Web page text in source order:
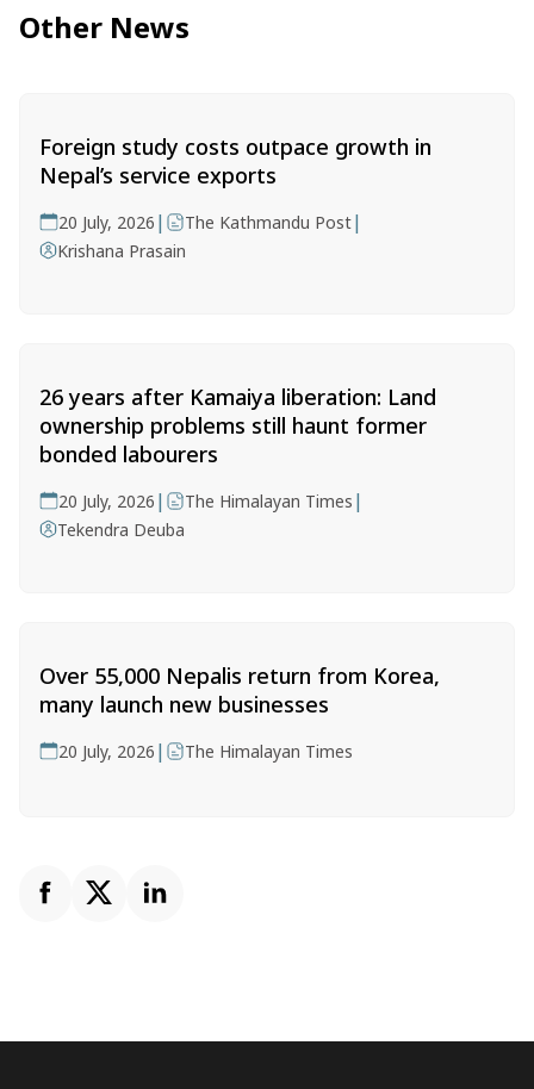
Other News
Foreign study costs outpace growth in
Nepal’s service exports
20 July, 2026 | The Kathmandu Post|
Krishana Prasain
26 years after Kamaiya liberation: Land
ownership problems still haunt former
bonded labourers
20 July, 2026 | The Himalayan Times |
Tekendra Deuba
Over 55,000 Nepalis return from Korea,
many launch new businesses
20 July, 2026 | The Himalayan Times